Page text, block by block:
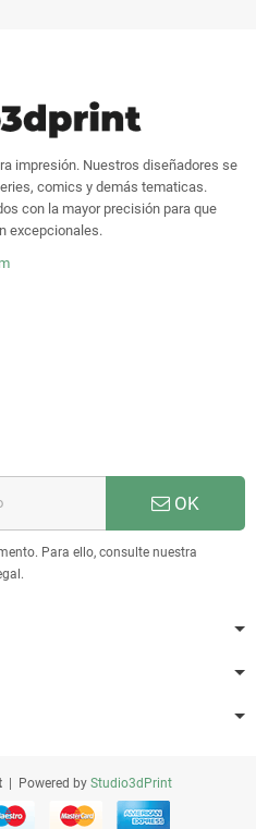
impresión. Nuestros diseñadores se
comics y demás tematicas.
con la mayor precisión para que
excepcionales.
OK
Para ello, consulte nuestra
| Powered by Studio3dPrint